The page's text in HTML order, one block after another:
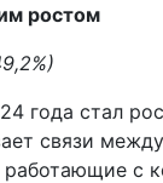
ростом
года стал
связи
с